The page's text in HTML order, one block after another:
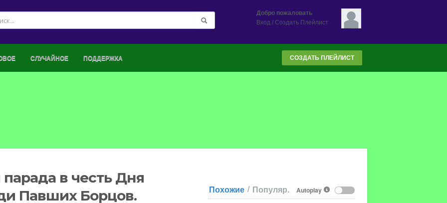
Добро пожаловать
Вход/ Создать Плейлист
СЛУЧАЙНОЕ ПОДДЕРЖКА СОЗДАТЬ ПЛЕЙЛИСТ
в честь Дня
Павших Борцов.
Autoplay
Похожие / Популяр.